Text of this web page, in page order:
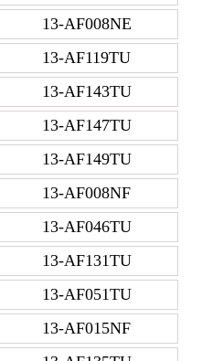
13-AF008NE
13-AF119TU
13-AF143TU
13-AF147TU
13-AF149TU
13-AF008NF
13-AF046TU
13-AF131TU
13-AF051TU
13-AF015NF